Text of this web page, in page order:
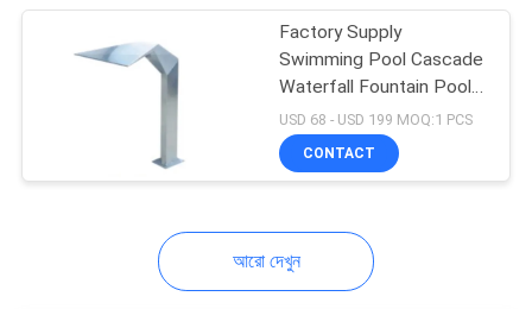
বাণিজ্যিক সুইমিং পুল বালির
ফিল্টার
জলরোধী আন্ডারওয়াটার
Factory Supply
Swimming Pool Cascade
Waterfall Fountain Pool
Cascade Waterfall jet
USD 68 - USD 199 MOQ:1 PCS
CONTACT
আরো দেখুন